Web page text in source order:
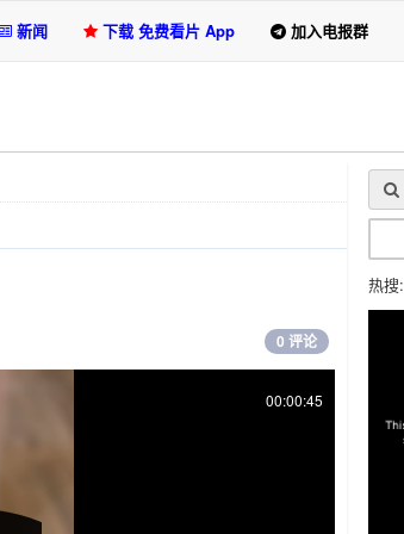
新闻 下载 免费看片 App 加入电报群
热搜:
0 评论
00:00:45